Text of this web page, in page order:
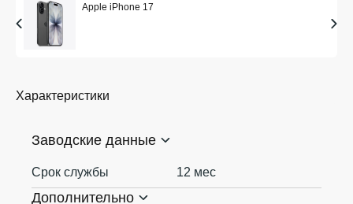
Apple iPhone 17
Характеристики
Заводские данные
Срок службы 12 мес
Дополнительно